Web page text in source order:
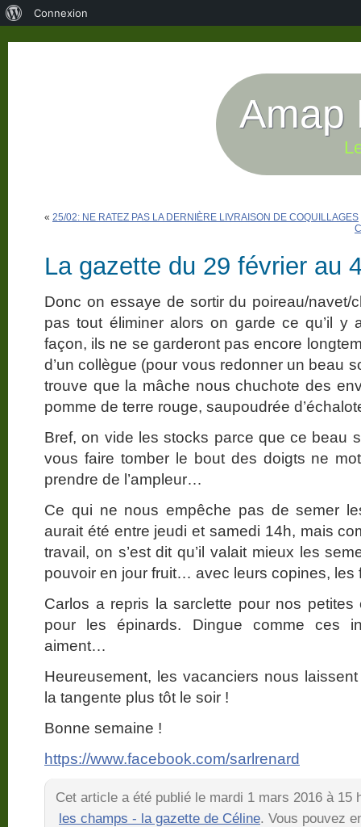
Amap
« 25/02: NE RATEZ PAS LA DERNIÈRE LIVRAISON DE COQUILLAGES
La gazette du 29 février au
Donc on essaye de sortir du poireau/navet/
pas tout éliminer alors on garde ce qu’il y
façon, ils ne se garderont pas encore
d’un collègue (pour vous redonner un beau
trouve que la mâche nous chuchote des
pomme de terre rouge, saupoudrée
Bref, on vide les stocks parce que ce beau
vous faire tomber le bout des doigts ne
prendre de l’ampleur…
Ce qui ne nous empêche pas de semer
aurait été entre jeudi et samedi 14h, mais
travail, on s’est dit qu’il valait mieux les
pouvoir en jour fruit… avec leurs copines, les
Carlos a repris la sarclette pour nos
pour les épinards. Dingue comme ces
aiment…
Heureusement, les vacanciers nous
la tangente plus tôt le soir !
Bonne semaine !
https://www.facebook.com/sarlrenard
Cet article a été publié le mardi 1 mars 2016 à
les champs - la gazette de Céline. Vous pouvez
Connexion